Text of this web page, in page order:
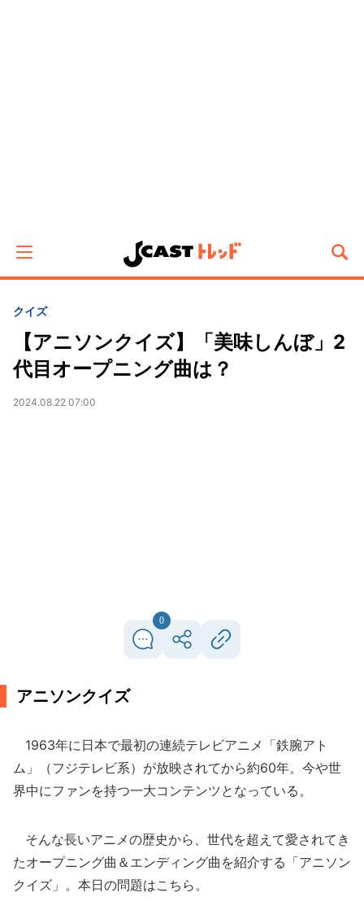
クイズ
【アニソンクイズ】「美味しんぼ」2
代目オープニング曲は？
2024.08.22 07:00
0
アニソンクイズ
1963年に日本で最初の連続テレビアニメ「鉄腕アト
ム」（フジテレビ系）が放映されてから約60年。今や世
界中にファンを持つ一大コンテンツとなっている。
そんな長いアニメの歴史から、世代を超えて愛されてき
たオープニング曲＆エンディング曲を紹介する「アニソン
クイズ」。本日の問題はこちら。